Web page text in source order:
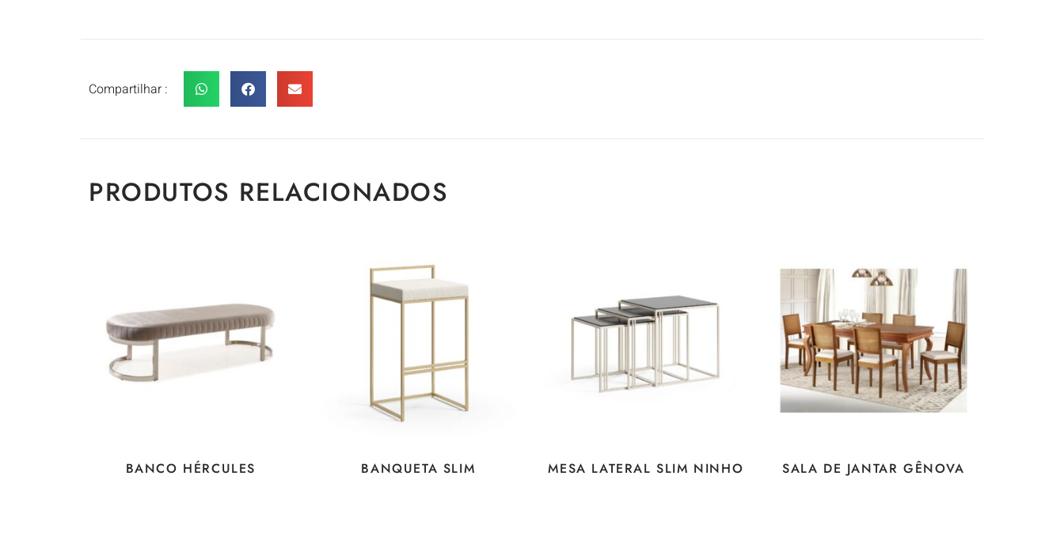
Compartilhar :
PRODUTOS RELACIONADOS
BANCO HÉRCULES BANQUETA SLIM MESA LATERAL SLIM NINHO SALA DE JANTAR GÊNOVA